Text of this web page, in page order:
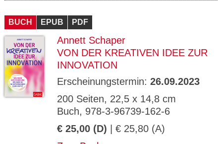
BUCH EPUB PDF
Annett Schaper
VON DER KREATIVEN IDEE ZUR
INNOVATION
Erscheinungstermin: 26.09.2023
200 Seiten, 22,5 x 14,8 cm
Buch, 978-3-96739-162-6
€ 25,00 (D) | € 25,80 (A)